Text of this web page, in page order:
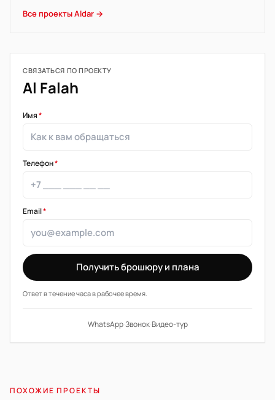
Все проекты Aldar →
СВЯЗАТЬСЯ ПО ПРОЕКТУ
Al Falah
Имя*
Телефон*
Email*
Получить брошюру и плана
Ответ в течение часа в рабочее время.
WhatsApp·Звонок·Видео-тур
ПОХОЖИЕ ПРОЕКТЫ